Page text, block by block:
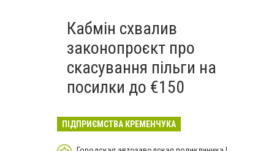
Кабмін схвалив
законопроєкт про
скасування пільги на
посилки до €150
ПІДПРИЄМСТВА КРЕМЕНЧУКА